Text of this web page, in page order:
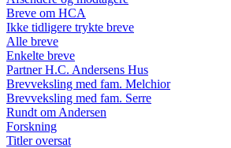
Breve om HCA
Ikke tidligere trykte breve
Alle breve
Enkelte breve
Partner H.C. Andersens Hus
Brevveksling med fam. Melchior
Brevveksling med fam. Serre
Rundt om Andersen
Forskning
Titler oversat